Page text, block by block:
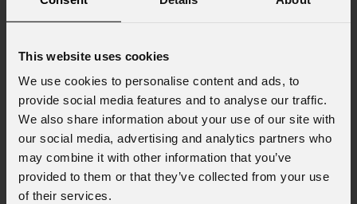
This website uses cookies
We use cookies to personalise content and ads, to
provide social media features and to analyse our traffic.
We also share information about your use of our site with
our social media, advertising and analytics partners who
may combine it with other information that you’ve
provided to them or that they’ve collected from your use
of their services.
URMIIIP1.9 HOB XS indoor full black
(Opzionale)
Modulo LED wall indoor, SMD1212 BF, ver. HOB XS,
p.1,9mm, 50x50cm, 256x256pix, 800nit, 7,9kg